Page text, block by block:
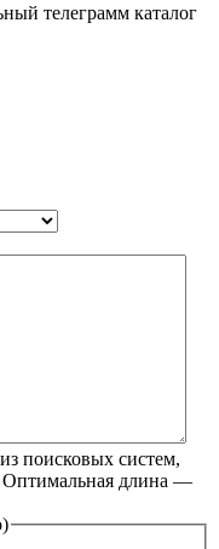
телеграмм каталог
поисковых систем,
Оптимальная длина —